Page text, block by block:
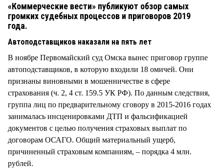
«Коммерческие вести» публикуют обзор самых
громких судебных процессов и приговоров 2019
года.
Автоподставщиков наказали на пять лет
В ноябре Первомайский суд Омска вынес приговор группе
автоподставщиков, в которую входили 18 омичей. Они
признаны виновными в мошенничестве в сфере
страхования (ч. 2, 4 ст. 159.5 УК РФ). По данным следствия,
группа лиц по предварительному сговору в 2015-2016 годах
занималась инсценировками ДТП и фальсификацией
документов с целью получения страховых выплат по
договорам ОСАГО. Общий материальный ущерб,
причиненный страховым компаниям, – порядка 4 млн.
рублей.